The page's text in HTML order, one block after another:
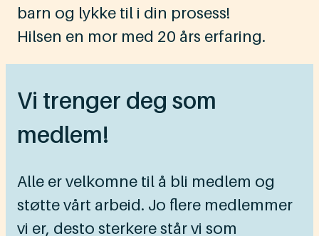
barn og lykke til i din prosess!
Hilsen en mor med 20 års erfaring.
Vi trenger deg som
medlem!
Alle er velkomne til å bli medlem og
støtte vårt arbeid. Jo flere medlemmer
vi er, desto sterkere står vi som